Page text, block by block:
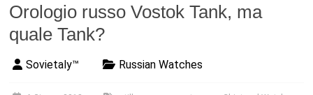
Orologio russo Vostok Tank, ma
quale Tank?
Sovietaly™ Russian Watches